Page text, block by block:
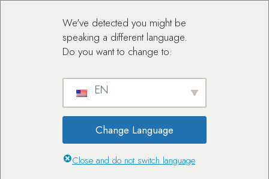
We've detected you might be
speaking a different language.
Do you want to change to:
EN
Change Language
Close and do not switch language